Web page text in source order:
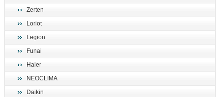
Zerten
Loriot
Legion
Funai
Haier
NEOCLIMA
Daikin